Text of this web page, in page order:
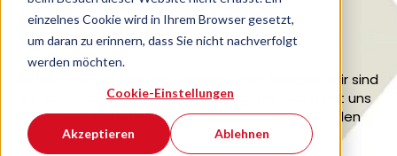
einzelnes Cookie wird in Ihrem Browser gesetzt,
um daran zu erinnern, dass Sie nicht nachverfolgt
werden möchten.
Cookie-Einstellungen
Akzeptieren Ablehnen
Netzwerke
Willkommen auf der Karriereseite von Xantaro! Wir sind
auf der Suche nach Talenten, die gemeinsam mit uns
Menschen und Unternehmen miteinander verbinden
wollen.